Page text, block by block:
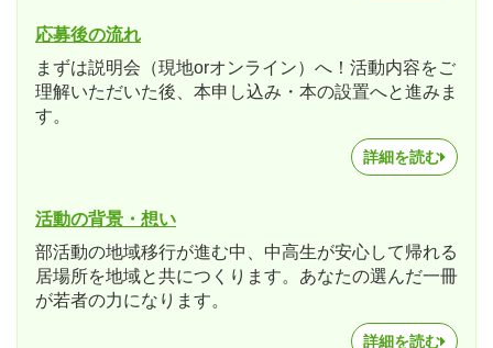
応募後の流れ
まずは説明会（現地orオンライン）へ！活動内容をご
理解いただいた後、本申し込み・本の設置へと進みま
す。
詳細を読む
活動の背景・想い
部活動の地域移行が進む中、中高生が安心して帰れる
居場所を地域と共につくります。あなたの選んだ一冊
が若者の力になります。
詳細を読む